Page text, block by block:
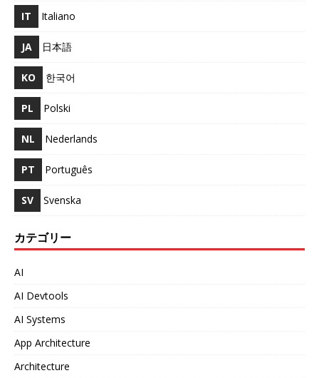
IT Italiano
JA 日本語
KO 한국어
PL Polski
NL Nederlands
PT Português
SV Svenska
カテゴリー
AI
AI Devtools
AI Systems
App Architecture
Architecture